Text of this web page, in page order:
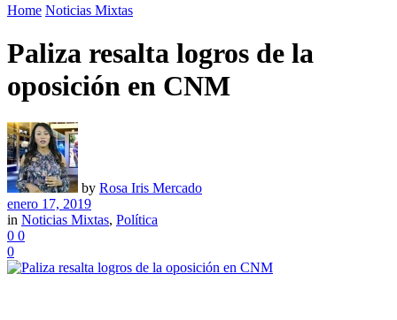
Home Noticias Mixtas
Paliza resalta logros de la
oposición en CNM
by Rosa Iris Mercado
enero 17, 2019
in Noticias Mixtas, Política
0 0
0